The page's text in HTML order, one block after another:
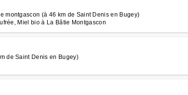
montgascon (à 46 km de Saint Denis en Bugey)
Miel bio à La Bâtie Montgascon
de Saint Denis en Bugey)